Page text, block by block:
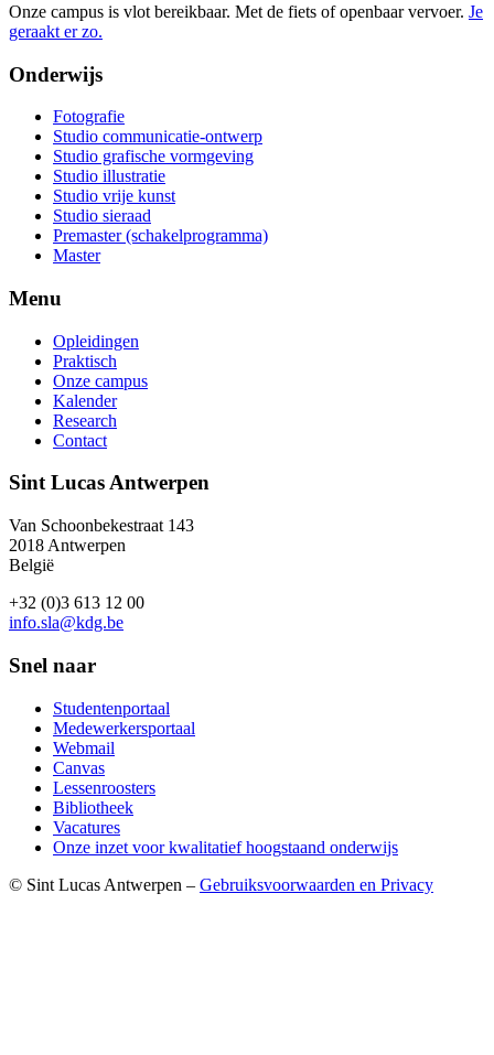
Onze campus is vlot bereikbaar. Met de fiets of openbaar vervoer. Je
geraakt er zo.
Onderwijs
Fotografie
Studio communicatie-ontwerp
Studio grafische vormgeving
Studio illustratie
Studio vrije kunst
Studio sieraad
Premaster (schakelprogramma)
Master
Menu
Opleidingen
Praktisch
Onze campus
Kalender
Research
Contact
Sint Lucas Antwerpen
Van Schoonbekestraat 143
2018 Antwerpen
België
+32 (0)3 613 12 00
info.sla@kdg.be
Snel naar
Studentenportaal
Medewerkersportaal
Webmail
Canvas
Lessenroosters
Bibliotheek
Vacatures
Onze inzet voor kwalitatief hoogstaand onderwijs
© Sint Lucas Antwerpen – Gebruiksvoorwaarden en Privacy